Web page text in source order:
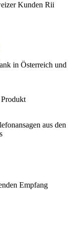
Kunden Rii
in Österreich und
aus den
Empfang